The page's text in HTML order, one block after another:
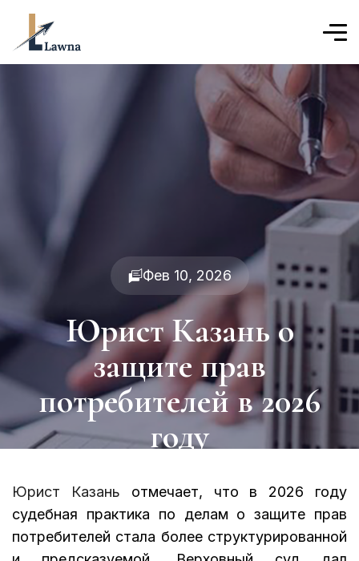
Фев 10, 2026
Юрист Казань о
защите прав
потребителей в 2026
году
Юрист Казань отмечает, что в 2026 году
судебная практика по делам о защите прав
потребителей стала более структурированной